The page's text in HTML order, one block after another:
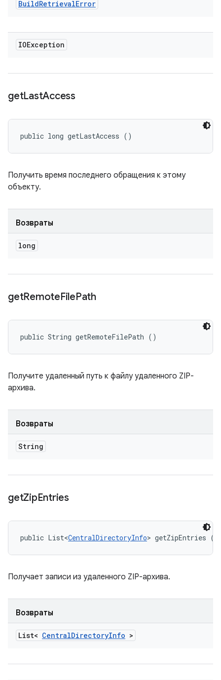
BuildRetrievalError
IOException
getLastAccess
public long getLastAccess ()
Получить время последнего обращения к этому
объекту.
Возвраты
long
getRemoteFilePath
public String getRemoteFilePath ()
Получите удаленный путь к файлу удаленного ZIP-
архива.
Возвраты
String
getZipEntries
public List<CentralDirectoryInfo> getZipEntries ()
Получает записи из удаленного ZIP-архива.
Возвраты
List< CentralDirectoryInfo >